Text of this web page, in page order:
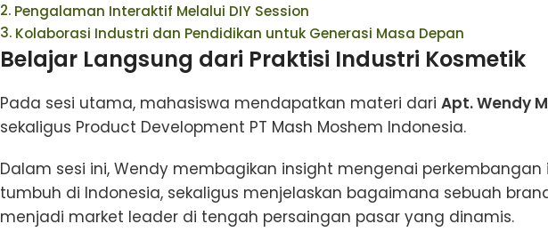
Pengalaman Interaktif Melalui DIY Session
Kolaborasi Industri dan Pendidikan untuk Generasi Masa Depan
Belajar Langsung dari Praktisi Industri Kosmetik
Pada sesi utama, mahasiswa mendapatkan materi dari Apt. Wendy
sekaligus Product Development PT Mash Moshem Indonesia.
Dalam sesi ini, Wendy membagikan insight mengenai
tumbuh di Indonesia, sekaligus menjelaskan bagaimana sebuah
menjadi market leader di tengah persaingan pasar yang dinamis.